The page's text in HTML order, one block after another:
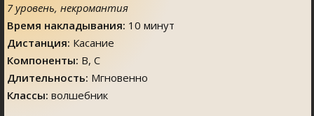
7 уровень, некромантия
Время накладывания: 10 минут
Дистанция: Касание
Компоненты: В, С
Длительность: Мгновенно
Классы: волшебник